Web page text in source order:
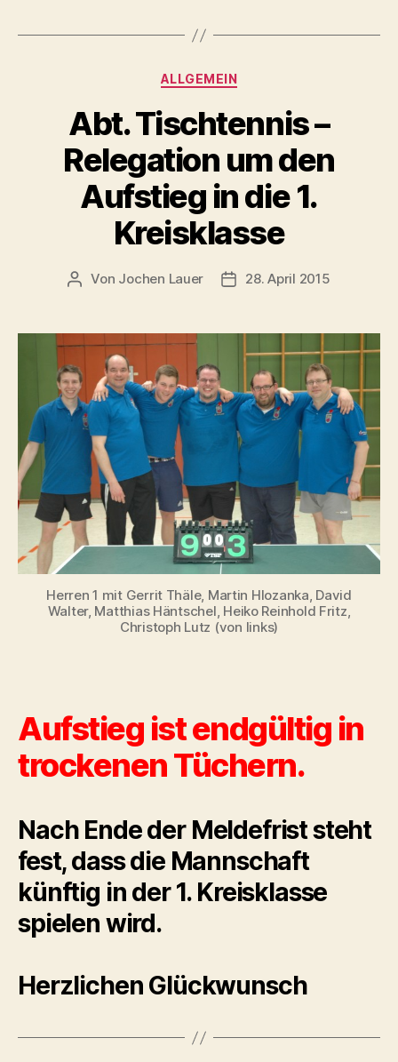
Kategorien
ALLGEMEIN
Abt. Tischtennis –
Relegation um den
Aufstieg in die 1.
Kreisklasse
Beitragsautor
Von Jochen Lauer Veröffentlichungsdatum
28. April 2015
Herren 1 mit Gerrit Thäle, Martin Hlozanka, David
Walter, Matthias Häntschel, Heiko Reinhold Fritz,
Christoph Lutz (von links)
Aufstieg ist endgültig in
trockenen Tüchern.
Nach Ende der Meldefrist steht
fest, dass die Mannschaft
künftig in der 1. Kreisklasse
spielen wird.
Herzlichen Glückwunsch